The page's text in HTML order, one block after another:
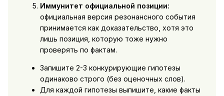
Иммунитет официальной позиции:
официальная версия резонансного события
принимается как доказательство, хотя это
лишь позиция, которую тоже нужно
проверять по фактам.
Запишите 2-3 конкурирующие гипотезы
одинаково строго (без оценочных слов).
Для каждой гипотезы выпишите, какие факты